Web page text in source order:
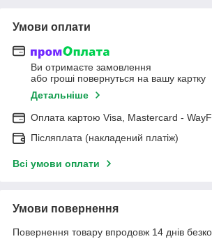
Умови оплати
Ви отримаєте замовлення
або гроші повернуться на вашу картку
Детальніше
Оплата картою Visa, Mastercard -
Післяплата (накладений платіж)
Всі умови оплати
Умови повернення
Повернення товару впродовж 14 днів